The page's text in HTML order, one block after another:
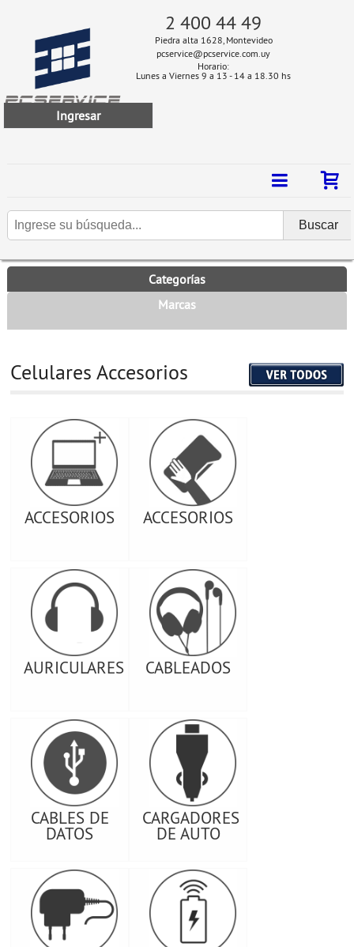
2 400 44 49
Piedra alta 1628, Montevideo
pcservice@pcservice.com.uy
Horario:
Lunes a Viernes 9 a 13 - 14 a 18.30 hs
Ingresar
Categorías
Marcas
Celulares Accesorios
ACCESORIOS ACCESORIOS
AURICULARES CABLEADOS
CABLES DE
DATOS
CARGADORES
DE AUTO